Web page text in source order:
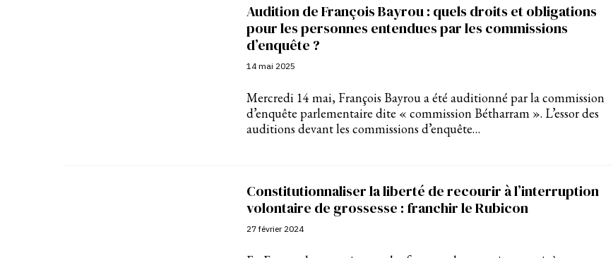
Audition de François Bayrou : quels droits et obligations
pour les personnes entendues par les commissions
d’enquête ?
14 mai 2025
Mercredi 14 mai, François Bayrou a été auditionné par la commission
d’enquête parlementaire dite « commission Bétharram ». L’essor des
auditions devant les commissions d’enquête…
Constitutionnaliser la liberté de recourir à l’interruption
volontaire de grossesse : franchir le Rubicon
27 février 2024